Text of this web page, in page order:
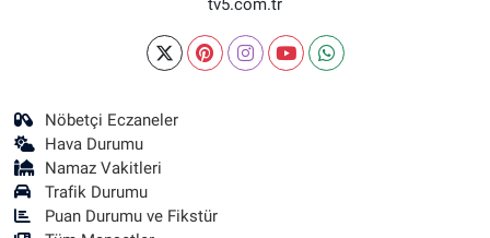
tv5.com.tr
Nöbetçi Eczaneler
Hava Durumu
Namaz Vakitleri
Trafik Durumu
Puan Durumu ve Fikstür